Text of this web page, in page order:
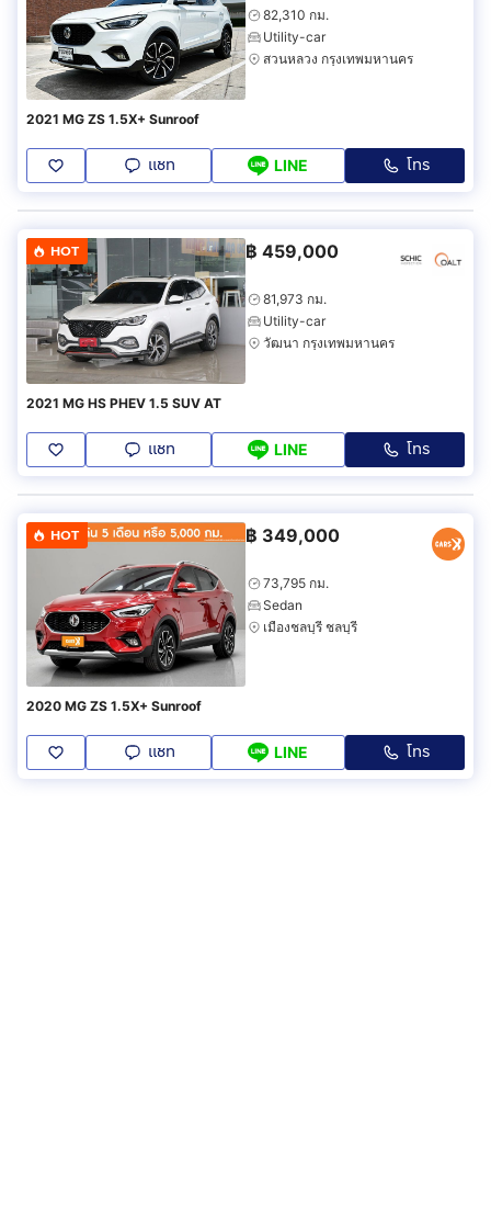
82,310 กม.
Utility-car
สวนหลวง กรุงเทพมหานคร
2021 MG ZS 1.5X+ Sunroof
แชท LINE โทร
HOT ฿ 459,000
81,973 กม.
Utility-car
วัฒนา กรุงเทพมหานคร
2021 MG HS PHEV 1.5 SUV AT
แชท LINE โทร
HOT ฿ 349,000
73,795 กม.
Sedan
เมืองชลบุรี ชลบุรี
2020 MG ZS 1.5X+ Sunroof
แชท LINE โทร